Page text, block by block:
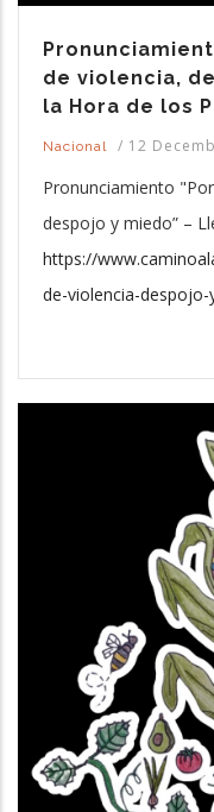
de violencia,
la Hora de los
Nacional / 12
Pronunciamiento
despojo y miedo” –
https://
de-violencia-despojo-